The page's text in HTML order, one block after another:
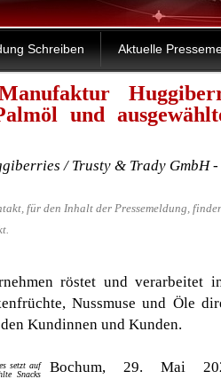
Schreiben Aktuelle
und
/ Trusty & Trady GmbH
für den Inhalt der Pressemeldung,
röstet und verarbeitet
Nussmuse und Öle
Kundinnen und Kunden.
Bochum, 29. Mai